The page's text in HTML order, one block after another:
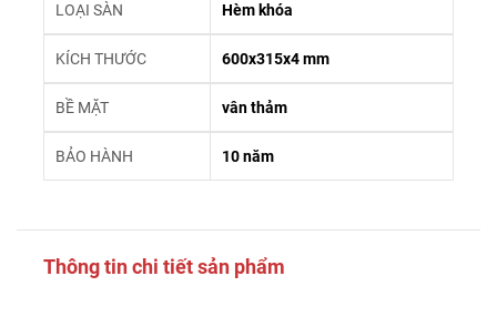
LOẠI SÀN Hèm khóa
KÍCH THƯỚC 600x315x4 mm
BỀ MẶT vân thảm
BẢO HÀNH 10 năm
Thông tin chi tiết sản phẩm